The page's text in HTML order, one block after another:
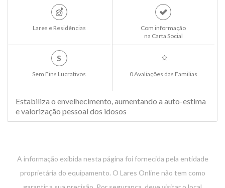
Lares e Residências
Com informação
na Carta Social
S
Sem Fins Lucrativos 0 Avaliações das Familias
Estabiliza o envelhecimento, aumentando a auto-estima
e valorização pessoal dos idosos
A informação exibida nesta página foi fornecida pela entidade
proprietária do equipamento. O Lares Online não tem como